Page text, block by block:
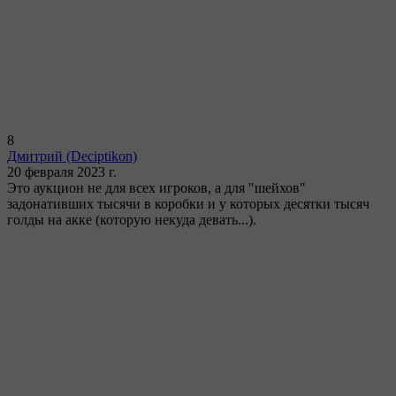
8
Дмитрий (Deciptikon)
20 февраля 2023 г.
Это аукцион не для всех игроков, а для "шейхов"
задонативших тысячи в коробки и у которых десятки тысяч
голды на акке (которую некуда девать...).